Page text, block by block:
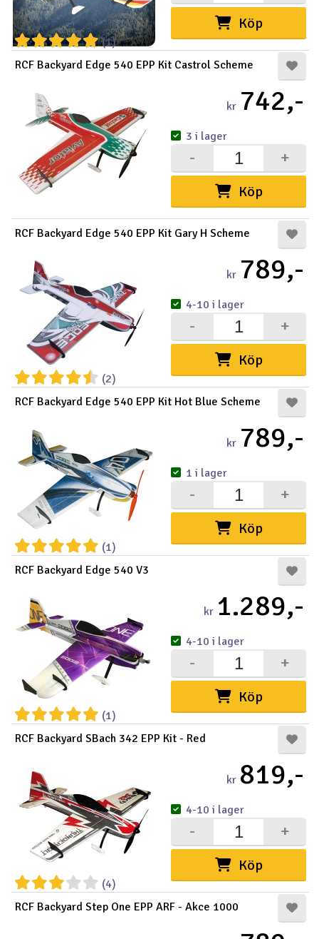
(1)
Köp
RCF Backyard Edge 540 EPP Kit Castrol Scheme
kr 742,-
Köp
+
-
3 i lager
RCF Backyard Edge 540 EPP Kit Gary H Scheme
(2)
kr 789,-
Köp
+
-
4-10 i lager
RCF Backyard Edge 540 EPP Kit Hot Blue Scheme
(1)
kr 789,-
Köp
+
-
1 i lager
RCF Backyard Edge 540 V3
(1)
kr 1.289,-
Köp
+
-
4-10 i lager
RCF Backyard SBach 342 EPP Kit - Red
(4)
kr 819,-
Köp
+
-
4-10 i lager
RCF Backyard Step One EPP ARF - Akce 1000